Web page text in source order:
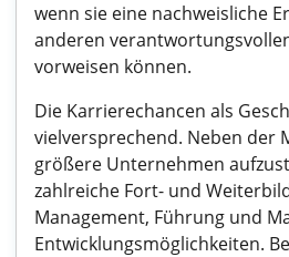
wenn sie eine nachweisliche
anderen
vorweisen können.
Die Karrierechancen als
vielversprechend. Neben der
größere Unternehmen
zahlreiche Fort- und
Management, Führung und
Entwicklungsmöglichkeiten.